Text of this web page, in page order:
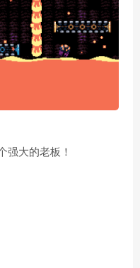
强大的老板！